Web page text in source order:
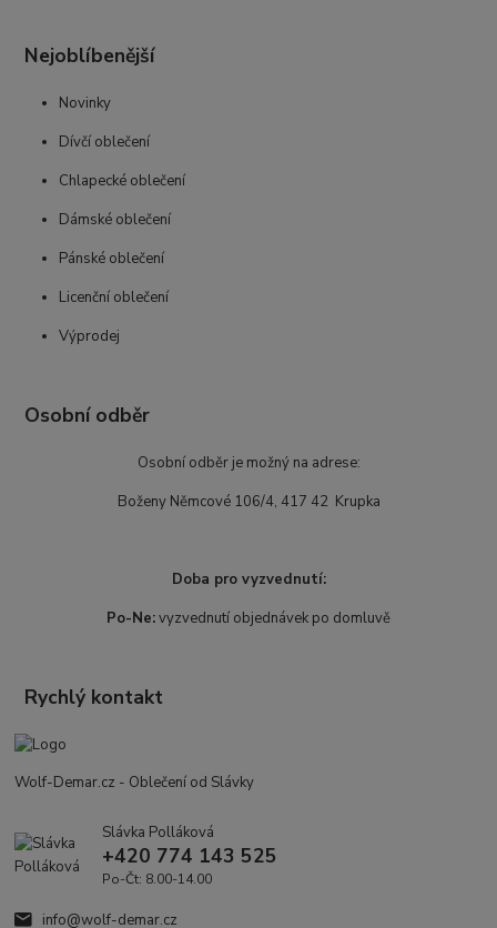
Nejoblíbenější
Novinky
Dívčí oblečení
Chlapecké oblečení
Dámské oblečení
Pánské oblečení
Licenční oblečení
Výprodej
Osobní odběr
Osobní odběr je možný na adrese:
Boženy Němcové 106/4, 417 42 Krupka
Doba pro vyzvednutí:
Po-Ne:vyzvednutí objednávek po domluvě
Rychlý kontakt
Wolf-Demar.cz - Oblečení od Slávky
Slávka Polláková
+420 774 143 525
Po-Čt: 8.00-14.00
info@wolf-demar.cz